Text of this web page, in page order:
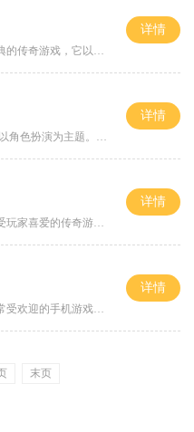
复古热血手游官网是一款经典的传奇游戏，它以2D游戏画面、角色扮演、万人在线和玩家互动为特点。游戏中玩家将扮演着勇敢的传奇英雄，一起体验冒险的乐趣。在复古热血手游官网中
详情
传奇是一款经典的2D游戏，以角色扮演为主题。它在中国游戏史上占有重要地位，吸引了无数玩家的关注和喜爱。战神传奇手游官网正式上线，为玩家提供了一个全新的传奇世界。作为一
详情
战歌传奇手游官网是一款备受玩家喜爱的传奇游戏，以其独特的2D游戏画面、丰富的角色扮演和激动人心的万人在线玩法而闻名。在这个官网上，玩家可以尽情享受到传奇游戏的魅力，沉
详情
手机传奇自动回收是一款非常受欢迎的手机游戏，它具有独特的玩法和令人上瘾的游戏体验。在这款游戏中，玩家扮演一位勇敢的英雄，冒险于一个神秘的幻想世界中。游戏的玩法非常
详情
末页